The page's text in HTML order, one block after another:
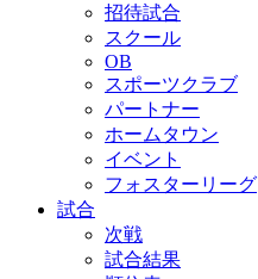
招待試合
スクール
OB
スポーツクラブ
パートナー
ホームタウン
イベント
フォスターリーグ
試合
次戦
試合結果